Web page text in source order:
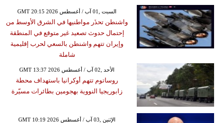
GMT 20:15 2026 السبت ,01 آب / أغسطس
واشنطن تحذَر مواطنيها في الشرق الأوسط من
إحتمال حدوث تصعيد غير متوقع في المنطقة
وإيران تتهم واشنطن بالسعي لحرب إقليمية
شاملة
GMT 13:37 2026 الأحد ,02 آب / أغسطس
روساتوم تتهم أوكرانيا باستهداف محطة
زابوريجيا النووية بهجومين بطائرات مسيّرة
GMT 10:19 2026 الإثنين ,03 آب / أغسطس